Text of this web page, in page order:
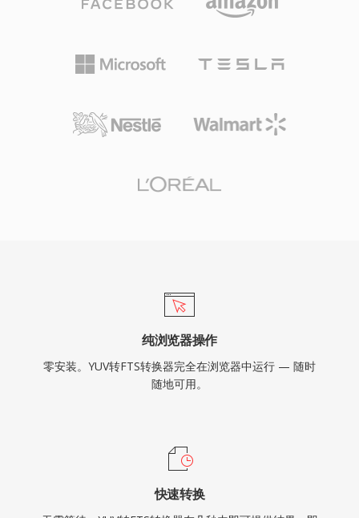
纯浏览器操作
零安装。YUV转FTS转换器完全在浏览器中运行 — 随时
随地可用。
快速转换